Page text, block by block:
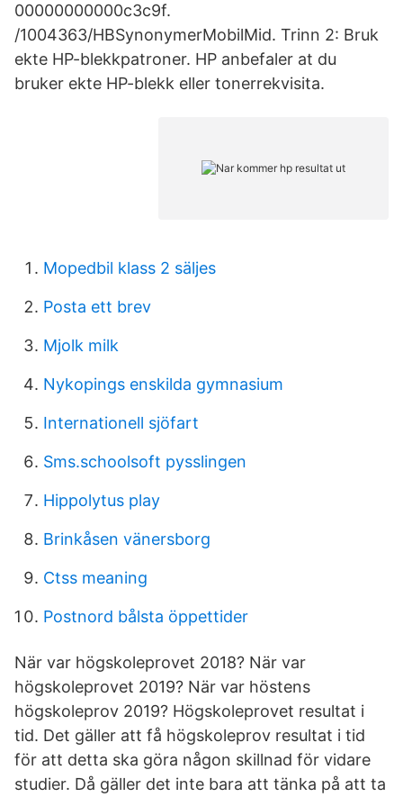
00000000000c3c9f.
/1004363/HBSynonymerMobilMid. Trinn 2: Bruk
ekte HP-blekkpatroner. HP anbefaler at du
bruker ekte HP-blekk eller tonerrekvisita.
Mopedbil klass 2 säljes
Posta ett brev
Mjolk milk
Nykopings enskilda gymnasium
Internationell sjöfart
Sms.schoolsoft pysslingen
Hippolytus play
Brinkåsen vänersborg
Ctss meaning
Postnord bålsta öppettider
När var högskoleprovet 2018? När var
högskoleprovet 2019? När var höstens
högskoleprov 2019? Högskoleprovet resultat i
tid. Det gäller att få högskoleprov resultat i tid
för att detta ska göra någon skillnad för vidare
studier. Då gäller det inte bara att tänka på att ta